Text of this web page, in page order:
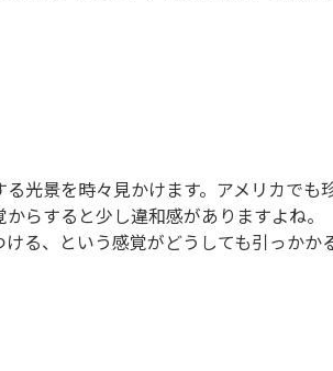
光景を時々見かけます。アメリカでも
からすると少し違和感がありますよね
る、という感覚がどうしても引っかか